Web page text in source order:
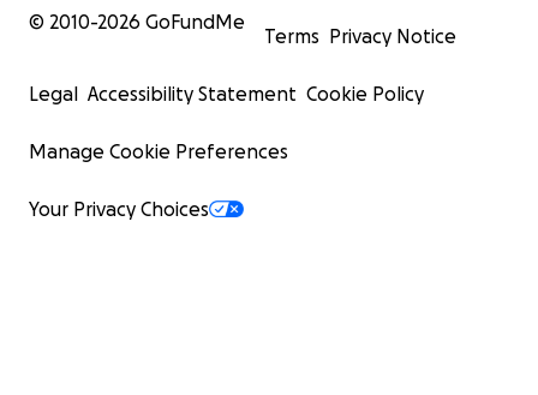
© 2010-2026 GoFundMe
Terms Privacy Notice
Legal Accessibility Statement Cookie Policy
Manage Cookie Preferences
Your Privacy Choices